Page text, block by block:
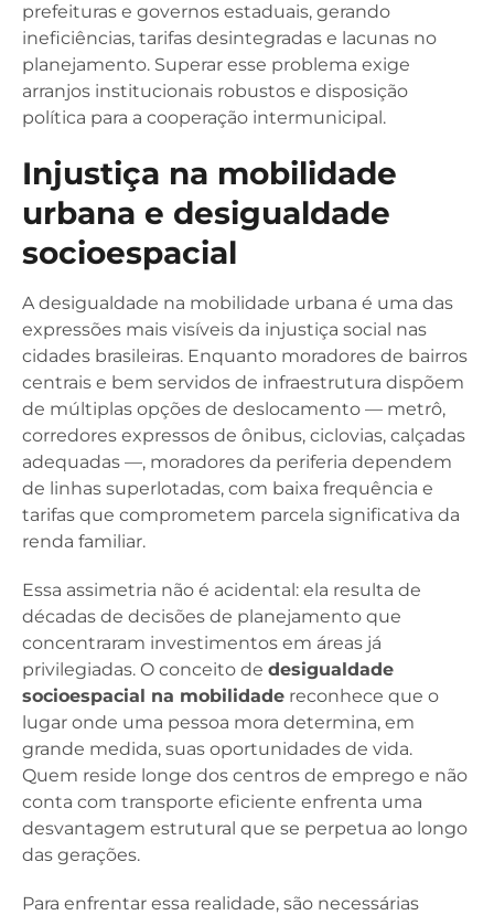
prefeituras e governos estaduais, gerando
ineficiências, tarifas desintegradas e lacunas no
planejamento. Superar esse problema exige
arranjos institucionais robustos e disposição
política para a cooperação intermunicipal.
Injustiça na mobilidade
urbana e desigualdade
socioespacial
A desigualdade na mobilidade urbana é uma das
expressões mais visíveis da injustiça social nas
cidades brasileiras. Enquanto moradores de bairros
centrais e bem servidos de infraestrutura dispõem
de múltiplas opções de deslocamento — metrô,
corredores expressos de ônibus, ciclovias, calçadas
adequadas —, moradores da periferia dependem
de linhas superlotadas, com baixa frequência e
tarifas que comprometem parcela significativa da
renda familiar.
Essa assimetria não é acidental: ela resulta de
décadas de decisões de planejamento que
concentraram investimentos em áreas já
privilegiadas. O conceito de desigualdade
socioespacial na mobilidade reconhece que o
lugar onde uma pessoa mora determina, em
grande medida, suas oportunidades de vida.
Quem reside longe dos centros de emprego e não
conta com transporte eficiente enfrenta uma
desvantagem estrutural que se perpetua ao longo
das gerações.
Para enfrentar essa realidade, são necessárias